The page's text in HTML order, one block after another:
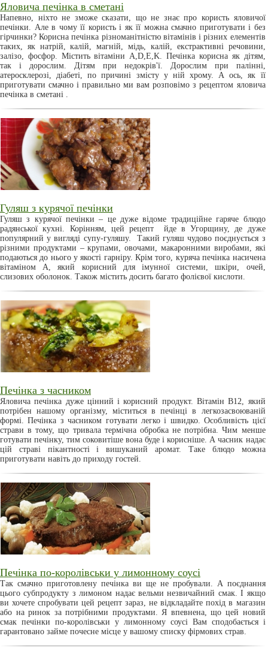
Яловича печінка в сметані
Напевно, ніхто не зможе сказати, що не знає про користь яловичої
печінки. Але в чому її користь і як її можна смачно приготувати і без
гірчинки? Корисна печінка різноманітністю вітамінів і різних елементів
таких, як натрій, калій, магній, мідь, калій, екстрактивні речовини,
залізо, фосфор. Містить вітаміни А,D,E,K. Печінка корисна як дітям,
так і дорослим. Дітям при недокрів'ї. Дорослим при палінні,
атеросклерозі, діабеті, по причині змісту у ній хрому. А ось, як її
приготувати смачно і правильно ми вам розповімо з рецептом яловича
печінка в сметані .
Гуляш з курячої печінки
Гуляш з курячої печінки – це дуже відоме традиційне гаряче блюдо
радянської кухні. Корінням, цей рецепт йде в Угорщину, де дуже
популярний у вигляді супу-гуляшу. Такий гуляш чудово поєднується з
різними продуктами – крупами, овочами, макаронними виробами, які
подаються до нього у якості гарніру. Крім того, куряча печінка насичена
вітаміном А, який корисний для імунної системи, шкіри, очей,
слизових оболонок. Також містить досить багато фолієвої кислоти.
Печінка з часником
Яловича печінка дуже цінний і корисний продукт. Вітамін В12, який
потрібен нашому організму, міститься в печінці в легкозасвоюваній
формі. Печінка з часником готувати легко і швидко. Особливість цієї
страви в тому, що тривала термічна обробка не потрібна. Чим менше
готувати печінку, тим соковитіше вона буде і корисніше. А часник надає
цій страві пікантності і вишуканий аромат. Таке блюдо можна
приготувати навіть до приходу гостей.
Печінка по-королівськи у лимонному соусі
Так смачно приготовлену печінка ви ще не пробували. А поєднання
цього субпродукту з лимоном надає вельми незвичайний смак. І якщо
ви хочете спробувати цей рецепт зараз, не відкладайте похід в магазин
або на ринок за потрібними продуктами. Я впевнена, що цей новий
смак печінки по-королівськи у лимонному соусі Вам сподобається і
гарантовано займе почесне місце у вашому списку фірмових страв.